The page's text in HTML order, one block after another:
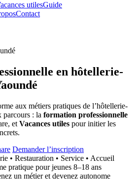
utilesGuide
Contact
en hôtellerie-
aux métiers pratiques de l’hôtellerie-
parcours : la formation professionnelle
et Vacances utiles pour initier les
Demander l’inscription
• Restauration • Service • Accueil
pratique pour jeunes 8–18 ans
un métier et devenez autonome